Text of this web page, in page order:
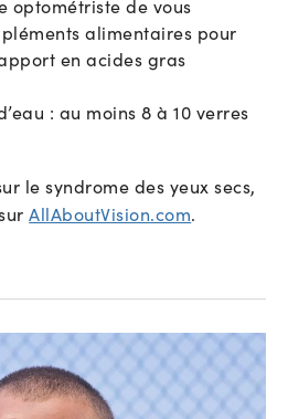
optométriste de vous
alimentaires pour
en acides gras
: au moins 8 à 10 verres
le syndrome des yeux secs,
AllAboutVision.com.